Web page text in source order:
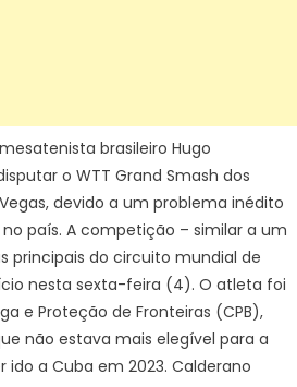
brasileiro Hugo
o WTT Grand Smash dos
devido a um problema inédito
país. A competição – similar a um
principais do circuito mundial de
nesta sexta-feira (4). O atleta foi
e Proteção de Fronteiras (CPB),
não estava mais elegível para a
ido a Cuba em 2023. Calderano